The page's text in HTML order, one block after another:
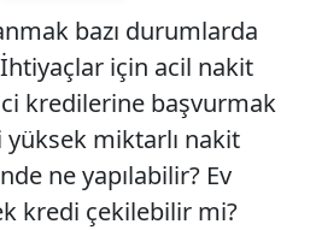
bazı durumlarda
için acil nakit
kredilerine başvurmak
yüksek miktarlı nakit
ne yapılabilir? Ev
kredi çekilebilir mi?